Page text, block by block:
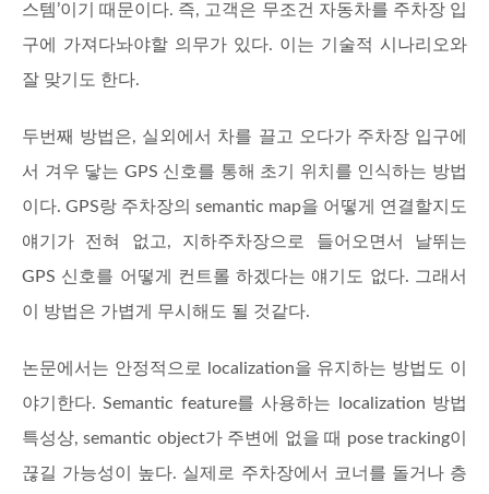
스템’이기 때문이다. 즉, 고객은 무조건 자동차를 주차장 입
구에 가져다놔야할 의무가 있다. 이는 기술적 시나리오와
잘 맞기도 한다.
두번째 방법은, 실외에서 차를 끌고 오다가 주차장 입구에
서 겨우 닿는 GPS 신호를 통해 초기 위치를 인식하는 방법
이다. GPS랑 주차장의 semantic map을 어떻게 연결할지도
얘기가 전혀 없고, 지하주차장으로 들어오면서 날뛰는
GPS 신호를 어떻게 컨트롤 하겠다는 얘기도 없다. 그래서
이 방법은 가볍게 무시해도 될 것같다.
논문에서는 안정적으로 localization을 유지하는 방법도 이
야기한다. Semantic feature를 사용하는 localization 방법
특성상, semantic object가 주변에 없을 때 pose tracking이
끊길 가능성이 높다. 실제로 주차장에서 코너를 돌거나 층